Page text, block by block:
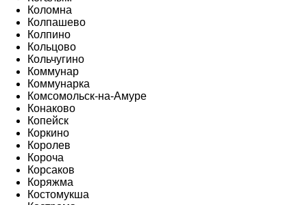
Коломна
Колпашево
Колпино
Кольцово
Кольчугино
Коммунар
Коммунарка
Комсомольск-на-Амуре
Конаково
Копейск
Коркино
Королев
Короча
Корсаков
Коряжма
Костомукша